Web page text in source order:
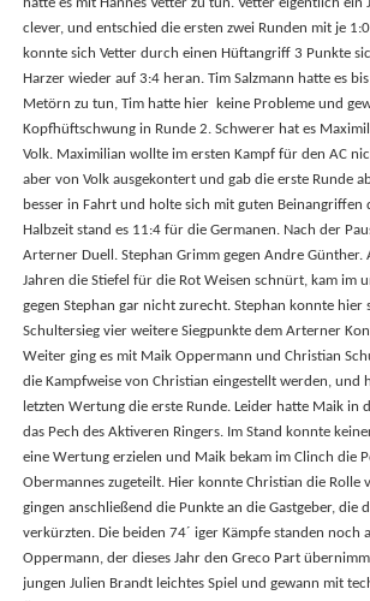
hatte es mit Hannes Vetter zu tun. Vetter eigentlich ein
clever, und entschied die ersten zwei Runden mit je
konnte sich Vetter durch einen Hüftangriff 3 Punkte
Harzer wieder auf 3:4 heran. Tim Salzmann hatte es
Metörn zu tun, Tim hatte hier keine Probleme und
Kopfhüftschwung in Runde 2. Schwerer hat es
Volk. Maximilian wollte im ersten Kampf für den AC
aber von Volk ausgekontert und gab die erste Runde
besser in Fahrt und holte sich mit guten Beinangriffen
Halbzeit stand es 11:4 für die Germanen. Nach der
Arterner Duell. Stephan Grimm gegen Andre Günther.
Jahren die Stiefel für die Rot Weisen schnürt, kam im
gegen Stephan gar nicht zurecht. Stephan konnte hier
Schultersieg vier weitere Siegpunkte dem Arterner
Weiter ging es mit Maik Oppermann und Christian
die Kampfweise von Christian eingestellt werden, und
letzten Wertung die erste Runde. Leider hatte Maik in
das Pech des Aktiveren Ringers. Im Stand konnte
eine Wertung erzielen und Maik bekam im Clinch die
Obermannes zugeteilt. Hier konnte Christian die Rolle
gingen anschließend die Punkte an die Gastgeber, die
verkürzten. Die beiden 74´ iger Kämpfe standen noch
Oppermann, der dieses Jahr den Greco Part
jungen Julien Brandt leichtes Spiel und gewann mit